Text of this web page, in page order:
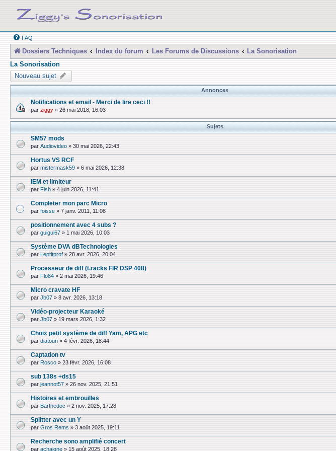
FAQ
Dossiers Techniques Index du forum Les Forums de Discussions
La Sonorisation
La Sonorisation
Nouveau sujet
Annonces
Notifications et email - Merci de lire ceci !!
par ziggy » 26 mai 2018, 16:03
Sujets
SM57 mods
par Audiovideo » 30 mai 2026, 22:43
Hortus VS RCF
par mistermask59 » 6 mai 2026, 12:38
IEM et limiteur
par Fish » 4 juin 2026, 11:41
Completer mon parc Micro
par foisse » 7 janv. 2011, 11:08
positionnement avec 4 subs ?
par guigui67 » 1 mai 2026, 10:03
Système DVA dBTechnologies
par Leptitprof» 28 avr. 2026, 20:04
Processeur de diff (t.racks FIR DSP 408)
par Flo84 » 2 mai 2026, 19:46
Micro cravate HF
par Jb07 » 8 avr. 2026, 13:18
Vidéo-projecteur Karaoké
par Jb07 » 19 mars 2026, 1:32
Choix petit système de diff Yam, APG etc
par diatoun » 4 févr. 2026, 18:44
Captation tv
par Rosco » 23 févr. 2026, 16:08
sub 138s +ds15
par jeannot57 » 26 nov. 2025, 21:51
Histoires et embrouilles
par Barthedoc » 2 nov. 2025, 17:28
Splitter avec un Y
par Gros Rems » 3 août 2025, 19:11
Recherche sono amplifié concert
par achaigne » 15 août 2025, 18:28